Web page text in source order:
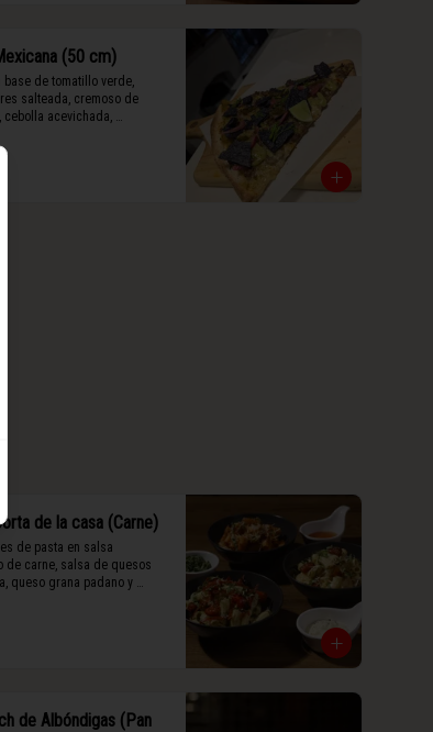
(50 cm)
base de tomatillo verde,
salteada, cremoso de
cebolla acevichada,
y limón.
de la casa (Carne)
de pasta en salsa
de carne, salsa de quesos
queso grana padano y
de Albóndigas (Pan